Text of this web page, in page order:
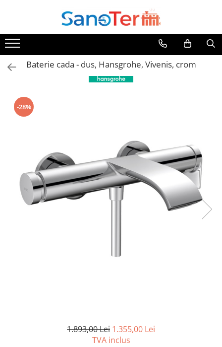
Toate Produsele
Obiecte Sanitare
Lavoare
Lavoare pe blat
Lavoare incastrabile
Lavoare pe mobilier
Seturi Lavoare
Vase wc
Vase wc suspendate
Baterie cada - dus, Hansgrohe, Vivenis, crom
-28%
1.893,00 Lei 1.355,00 Lei
TVA inclus